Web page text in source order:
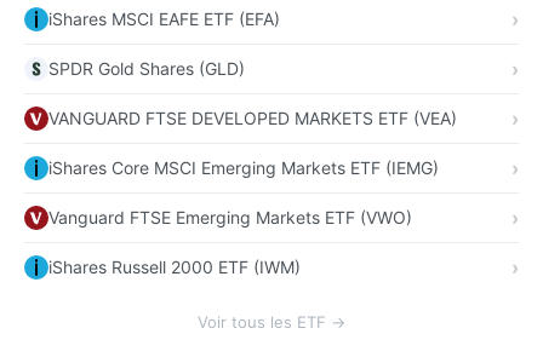
iShares MSCI EAFE ETF (EFA)
SPDR Gold Shares (GLD)
VANGUARD FTSE DEVELOPED MARKETS ETF (VEA)
iShares Core MSCI Emerging Markets ETF (IEMG)
Vanguard FTSE Emerging Markets ETF (VWO)
iShares Russell 2000 ETF (IWM)
Voir tous les ETF →